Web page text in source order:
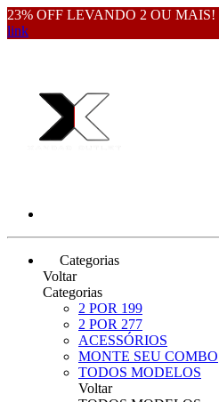
23% OFF LEVANDO 2 OU MAIS!
link
Categorias
Voltar
Categorias
2 POR 199
2 POR 277
ACESSÓRIOS
MONTE SEU COMBO
TODOS MODELOS
Voltar